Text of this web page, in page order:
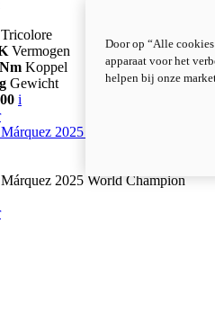
Vermogen
Koppel
Gewicht
i
2025 World Champion
2025 World Champion
Door op “Alle
apparaat voor het
helpen bij onze